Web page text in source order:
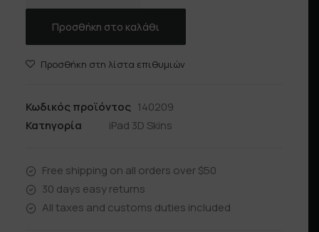
Προσθήκη στο καλάθι
Προσθήκη στη λίστα επιθυμιών
Κωδικός προϊόντος 140209
Κατηγορία
iPad 3D Skins
Free shipping on all orders over $50
30 days easy returns
All taxes and customs duties included